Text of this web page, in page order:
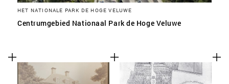
HET NATIONALE PARK DE HOGE VELUWE
Centrumgebied Nationaal Park de Hoge Veluwe